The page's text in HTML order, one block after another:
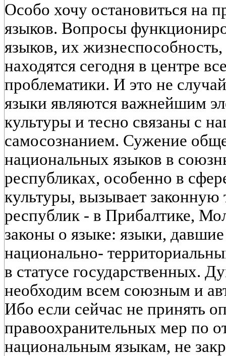
Особо хочу остановиться на
языков. Вопросы
языков, их
находятся сегодня в центре
проблематики. И это не
языки являются важнейшим
культуры и тесно связаны с
самосознанием. Сужение
национальных языков в
республиках, особенно в
культуры, вызывает законную
республик - в Прибалтике,
законы о языке: языки,
национально-
в статусе государственных.
необходим всем союзным и
Ибо если сейчас не принять
правоохранительных мер по
национальным языкам, не